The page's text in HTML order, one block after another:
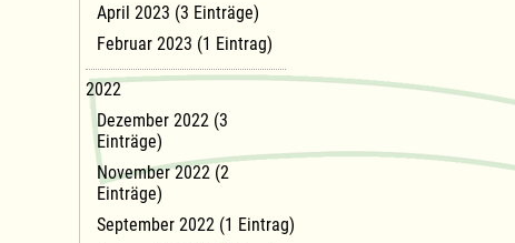
April 2023 (3 Einträge)
Februar 2023 (1 Eintrag)
2022
Dezember 2022 (3
Einträge)
November 2022 (2
Einträge)
September 2022 (1 Eintrag)